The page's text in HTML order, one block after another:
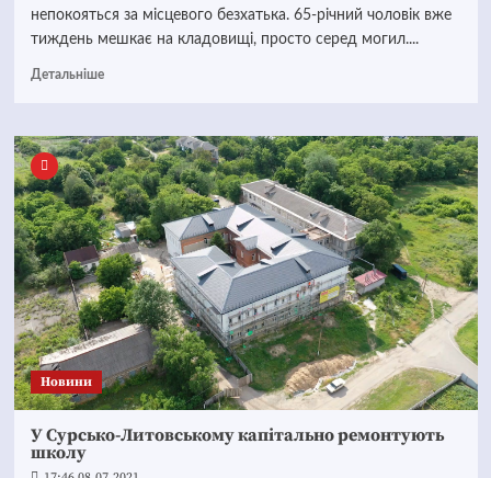
непокояться за місцевого безхатька. 65-річний чоловік вже
тиждень мешкає на кладовищі, просто серед могил....
Детальніше
Новини
У Сурсько-Литовському капітально ремонтують
школу